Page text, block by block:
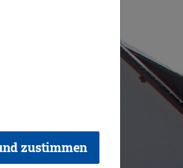
zustimmen